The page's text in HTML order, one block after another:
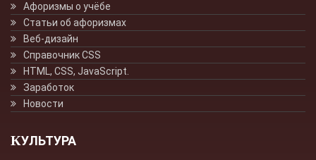
Афоризмы о учёбе
Статьи об афоризмах
Веб-дизайн
Справочник CSS
HTML, CSS, JavaScript.
Заработок
Новости
КУЛЬТУРА